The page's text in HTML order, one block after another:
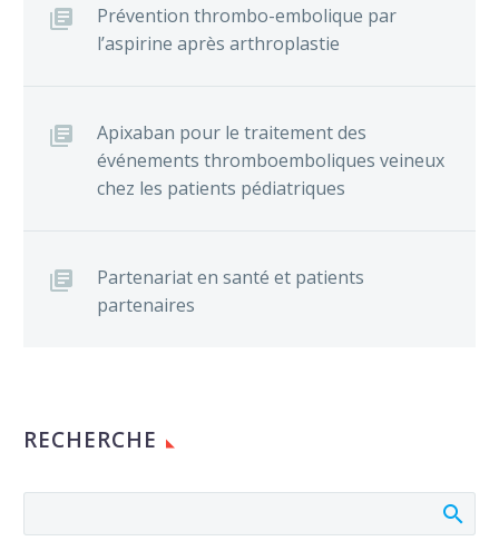
Prévention thrombo-embolique par
l’aspirine après arthroplastie
Apixaban pour le traitement des
événements thromboemboliques veineux
chez les patients pédiatriques
Partenariat en santé et patients
partenaires
RECHERCHE